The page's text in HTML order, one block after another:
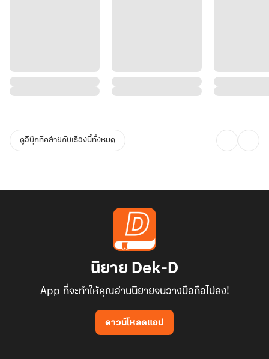
ดูอีบุ๊กที่คล้ายกับเรื่องนี้ทั้งหมด
นิยาย Dek-D
App ที่จะทำให้คุณอ่านนิยายจนวางมือถือไม่ลง!
ดาวน์โหลดแอป